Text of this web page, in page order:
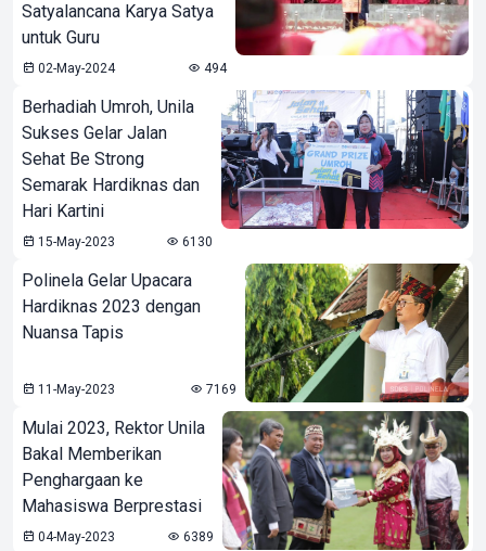
Satyalancana Karya Satya
untuk Guru
02-May-2024 494
Berhadiah Umroh, Unila
Sukses Gelar Jalan
Sehat Be Strong
Semarak Hardiknas dan
Hari Kartini
15-May-2023 6130
Polinela Gelar Upacara
Hardiknas 2023 dengan
Nuansa Tapis
11-May-2023 7169
Mulai 2023, Rektor Unila
Bakal Memberikan
Penghargaan ke
Mahasiswa Berprestasi
04-May-2023 6389